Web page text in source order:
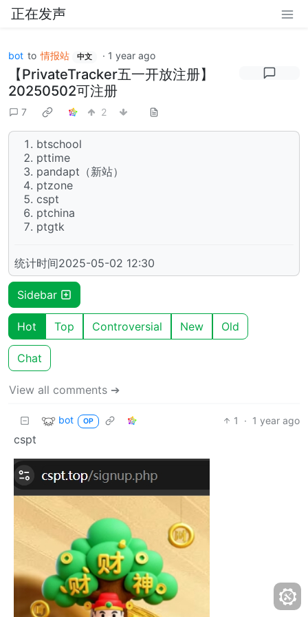
正在发声
bot to 情报站 中文 · 1 year ago
【PrivateTracker五一开放注册】
20250502可注册
7 2
btschool
pttime
pandapt（新站）
ptzone
cspt
ptchina
ptgtk
统计时间2025-05-02 12:30
Sidebar
Hot Top Controversial New Old
Chat
View all comments ➔
bot OP 1 · 1 year ago
cspt